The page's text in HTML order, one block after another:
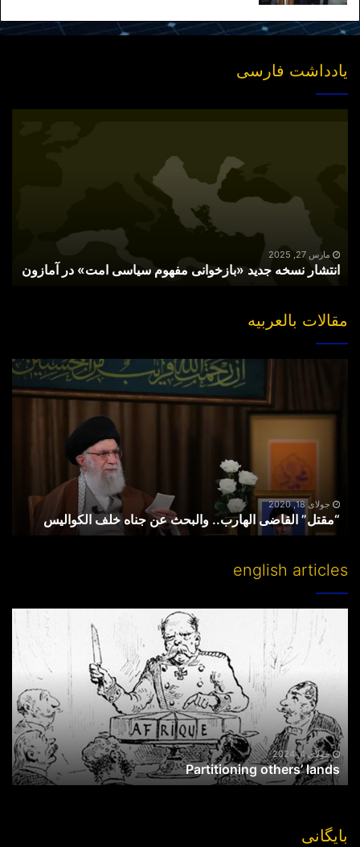
یادداشت فارسی
آمازونمارس 27, 2025
انتشار نسخه جدید «بازخوانی مفهوم سیاسی امت» در آمازون
مقالات بالعربیه
والبحث
جولای 18, 2020
“مقتل” القاضی الهارب.. والبحث عن جناه خلف الکوالیس
english articles
others’
جولای 4, 2024
Partitioning others’ lands
بایگانی